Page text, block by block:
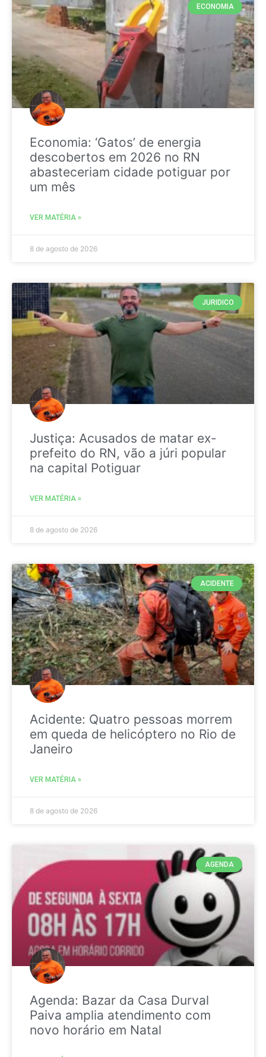
ECONOMIA
Economia: ‘Gatos’ de energia
descobertos em 2026 no RN
abasteceriam cidade potiguar por
um mês
VER MATÉRIA »
8 de agosto de 2026
JURIDICO
Justiça: Acusados de matar ex-
prefeito do RN, vão a júri popular
na capital Potiguar
VER MATÉRIA »
8 de agosto de 2026
ACIDENTE
Acidente: Quatro pessoas morrem
em queda de helicóptero no Rio de
Janeiro
VER MATÉRIA »
8 de agosto de 2026
AGENDA
Agenda: Bazar da Casa Durval
Paiva amplia atendimento com
novo horário em Natal